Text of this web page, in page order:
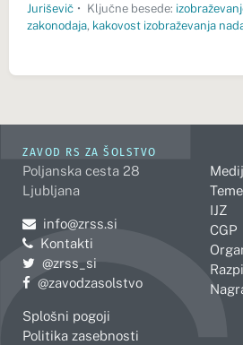
Juriševič • Ključne besede:
zakonodaja, kakovost izobraževanja
ZAVOD RS ZA ŠOLSTVO
Poljanska cesta 28
Ljubljana
Pošljite e-mail na
info@zrss.si
Kontakti
Pojdite na Twitter:
@zrss_si
Pojdite na Facebook:
@zavodzasolstvo
Splošni pogoji
Politika zasebnosti
IJZ
CGP